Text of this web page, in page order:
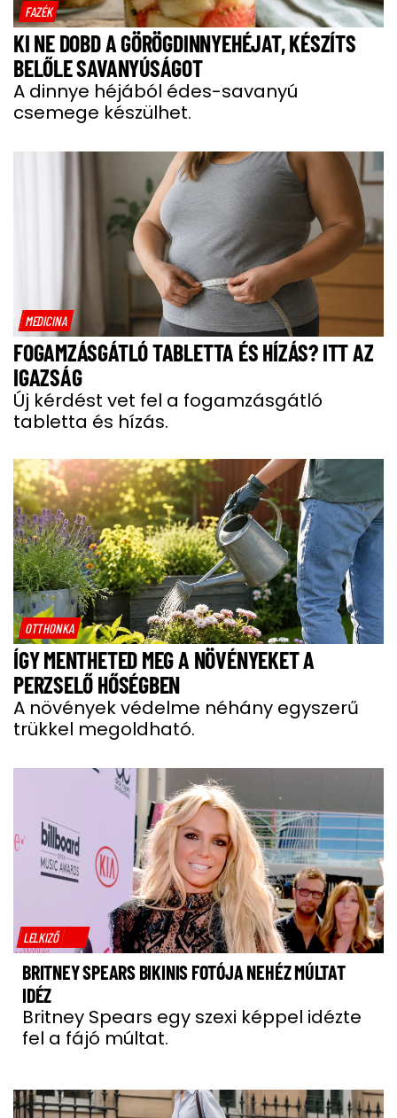
FAZÉK
KI NE DOBD A GÖRÖGDINNYEHÉJAT, KÉSZÍTS
BELŐLE SAVANYÚSÁGOT
A dinnye héjából édes-savanyú
csemege készülhet.
MEDICINA
FOGAMZÁSGÁTLÓ TABLETTA ÉS HÍZÁS? ITT AZ
IGAZSÁG
Új kérdést vet fel a fogamzásgátló
tabletta és hízás.
OTTHONKA
ÍGY MENTHETED MEG A NÖVÉNYEKET A
PERZSELŐ HŐSÉGBEN
A növények védelme néhány egyszerű
trükkel megoldható.
LELKIZŐ
BRITNEY SPEARS BIKINIS FOTÓJA NEHÉZ MÚLTAT
IDÉZ
Britney Spears egy szexi képpel idézte
fel a fájó múltat.